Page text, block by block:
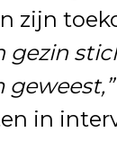
zijn
gezin
in